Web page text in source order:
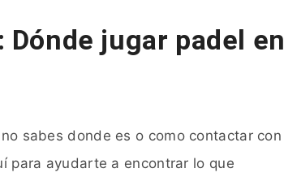
jugar padel en
sabes donde es o como contactar con
para ayudarte a encontrar lo que